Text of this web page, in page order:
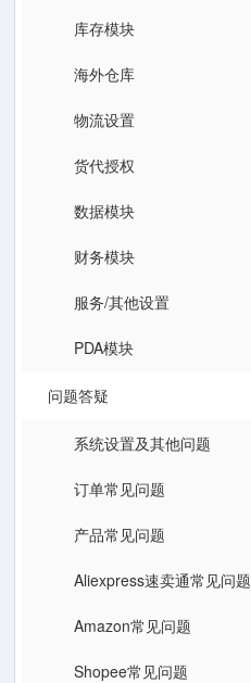
库存模块
海外仓库
物流设置
货代授权
数据模块
财务模块
服务/其他设置
PDA模块
问题答疑
系统设置及其他问题
订单常见问题
产品常见问题
Aliexpress速卖通常见问题
Amazon常见问题
Shopee常见问题